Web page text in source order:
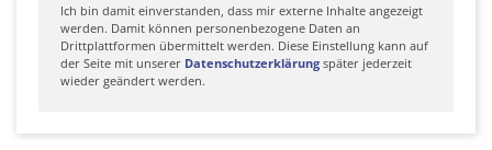
Ich bin damit einverstanden, dass mir externe Inhalte angezeigt
werden. Damit können personenbezogene Daten an
Drittplattformen übermittelt werden. Diese Einstellung kann auf
der Seite mit unserer Datenschutzerklärung später jederzeit
wieder geändert werden.